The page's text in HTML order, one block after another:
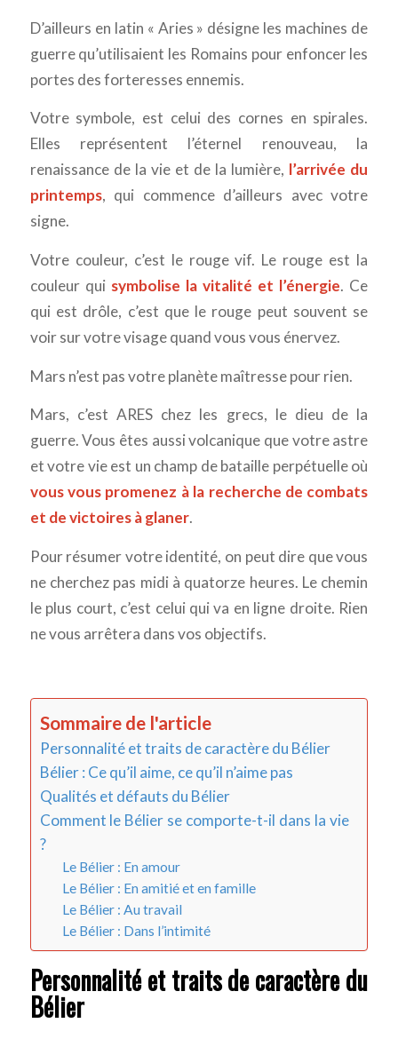
D’ailleurs en latin « Aries » désigne les machines de
guerre qu’utilisaient les Romains pour enfoncer les
portes des forteresses ennemis.
Votre symbole, est celui des cornes en spirales.
Elles représentent l’éternel renouveau, la
renaissance de la vie et de la lumière, l’arrivée du
printemps, qui commence d’ailleurs avec votre
signe.
Votre couleur, c’est le rouge vif. Le rouge est la
couleur qui symbolise la vitalité et l’énergie. Ce
qui est drôle, c’est que le rouge peut souvent se
voir sur votre visage quand vous vous énervez.
Mars n’est pas votre planète maîtresse pour rien.
Mars, c’est ARES chez les grecs, le dieu de la
guerre. Vous êtes aussi volcanique que votre astre
et votre vie est un champ de bataille perpétuelle où
vous vous promenez à la recherche de combats
et de victoires à glaner.
Pour résumer votre identité, on peut dire que vous
ne cherchez pas midi à quatorze heures. Le chemin
le plus court, c’est celui qui va en ligne droite. Rien
ne vous arrêtera dans vos objectifs.
Sommaire de l'article
Personnalité et traits de caractère du Bélier
Bélier : Ce qu’il aime, ce qu’il n’aime pas
Qualités et défauts du Bélier
Comment le Bélier se comporte-t-il dans la vie
?
Le Bélier : En amour
Le Bélier : En amitié et en famille
Le Bélier : Au travail
Le Bélier : Dans l’intimité
Personnalité et traits de caractère du
Bélier